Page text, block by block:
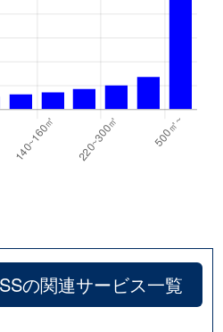
の関連サービス一覧